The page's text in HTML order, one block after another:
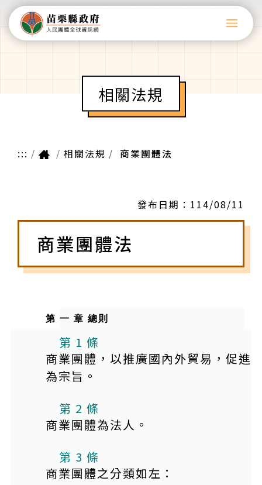
相關法規
::: 相關法規 商業團體法
發布日期： 114/08/11
商業團體法
第 一 章 總則
第 1 條
商業團體，以推廣國內外貿易，促進
為宗旨。
第 2 條
商業團體為法人。
第 3 條
商業團體之分類如左：